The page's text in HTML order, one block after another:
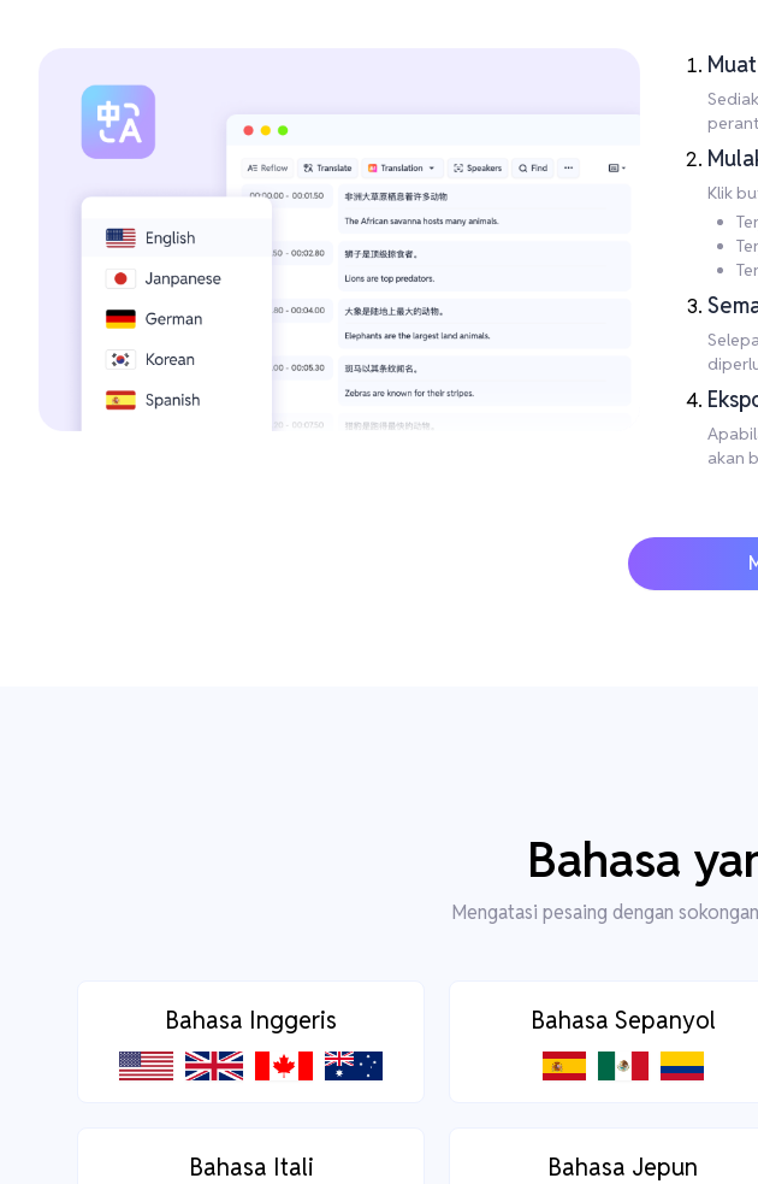
Klik
akan
Bahasa
Mengatasi pesaing dengan
Bahasa Inggeris Bahasa Sepanyol
Bahasa Itali Bahasa Jepun